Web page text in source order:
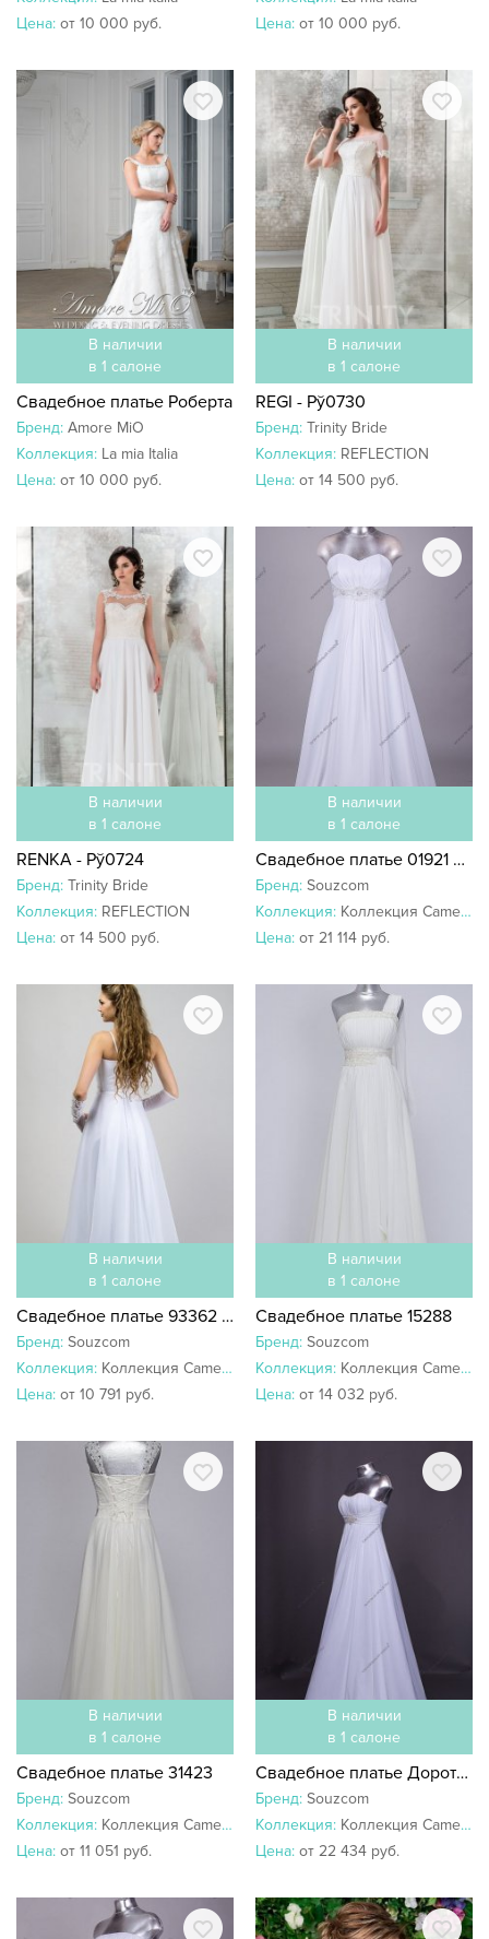
Цена: от 10 000 руб.
Цена: от 10 000 руб.
В наличии
в 1 салоне
Свадебное платье Роберта
Бренд: Amore MiO
Коллекция: La mia Italia
Цена: от 10 000 руб.
В наличии
в 1 салоне
REGI - Рў0730
Бренд: Trinity Bride
Коллекция: REFLECTION
Цена: от 14 500 руб.
В наличии
в 1 салоне
RENKA - Рў0724
Бренд: Trinity Bride
Коллекция: REFLECTION
Цена: от 14 500 руб.
В наличии
в 1 салоне
Свадебное платье 01921 Сильвия
Бренд: Souzcom
Коллекция: Коллекция Camellia
Цена: от 21 114 руб.
В наличии
в 1 салоне
Свадебное платье 93362 Амандин
Бренд: Souzcom
Коллекция: Коллекция Camellia
Цена: от 10 791 руб.
В наличии
в 1 салоне
Свадебное платье 15288
Бренд: Souzcom
Коллекция: Коллекция Camellia
Цена: от 14 032 руб.
В наличии
в 1 салоне
Свадебное платье 31423
Бренд: Souzcom
Коллекция: Коллекция Camellia
Цена: от 11 051 руб.
В наличии
в 1 салоне
Свадебное платье Дороте 00887
Бренд: Souzcom
Коллекция: Коллекция Camellia
Цена: от 22 434 руб.